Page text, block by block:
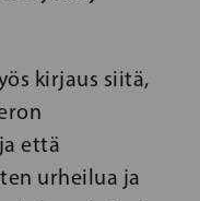
kirjaus siitä,
että
urheilua ja